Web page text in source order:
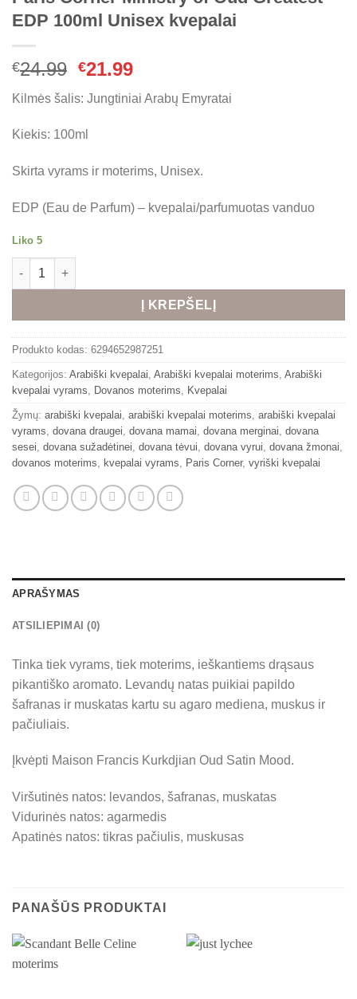
EDP 100ml Unisex kvepalai
€24.99 Original
was:
€24.99.
€21.99Current
is:
Kilmės šalis: Jungtiniai Arabų Emyratai
Kiekis: 100ml
Skirta vyrams ir moterims, Unisex.
EDP (Eau de Parfum) – kvepalai/parfumuotas vanduo
Liko 5
produkto kiekis: Paris Corner Ministry of Oud Greatest EDP
Į KREPŠELĮ
Alternative:
Produkto kodas: 6294652987251
Kategorijos: Arabiški kvepalai Arabiški kvepalai moterims Arabiški
kvepalai vyrams
Dovanos moterims Kvepalai
Žymų: arabiški kvepalai arabiški kvepalai moterims arabiški kvepalai
vyrams dovana draugei dovana mamai dovana merginai dovana
sesei dovana sužadėtinei dovana tėvui dovana vyrui dovana žmonai
dovanos moterims
kvepalai vyrams Paris Corner, vyriški kvepalai
APRAŠYMAS
ATSILIEPIMAI (0)
Tinka tiek vyrams, tiek moterims, ieškantiems drąsaus
pikantiško aromato. Levandų natas puikiai papildo
šafranas ir muskatas kartu su agaro mediena, muskus ir
pačiuliais.
Įkvėpti Maison Francis Kurkdjian Oud Satin Mood.
Viršutinės natos: levandos, šafranas, muskatas
Vidurinės natos: agarmedis
Apatinės natos: tikras pačiulis, muskusas
PANAŠŪS PRODUKTAI